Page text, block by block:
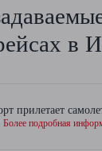
в
прилетает
Более подробная